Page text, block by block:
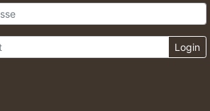
Login